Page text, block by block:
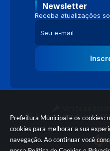
Prefeitura Municipal e os cookies:
cookies para melhorar a sua
navegação. Ao continuar você
Newsletter
Receba atualizações
Portal atualizado em:04/